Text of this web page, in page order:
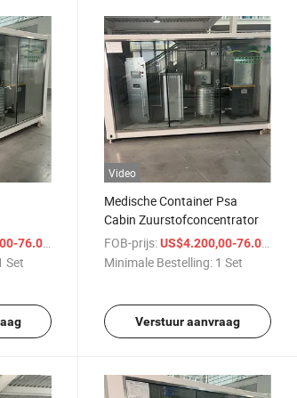
Cabin
Set
Video
Medische Container Psa
Cabin Zuurstofconcentrator
FOB-prijs: US$4.200,00-76.000,00
Minimale Bestelling: 1 Set
Verstuur aanvraag